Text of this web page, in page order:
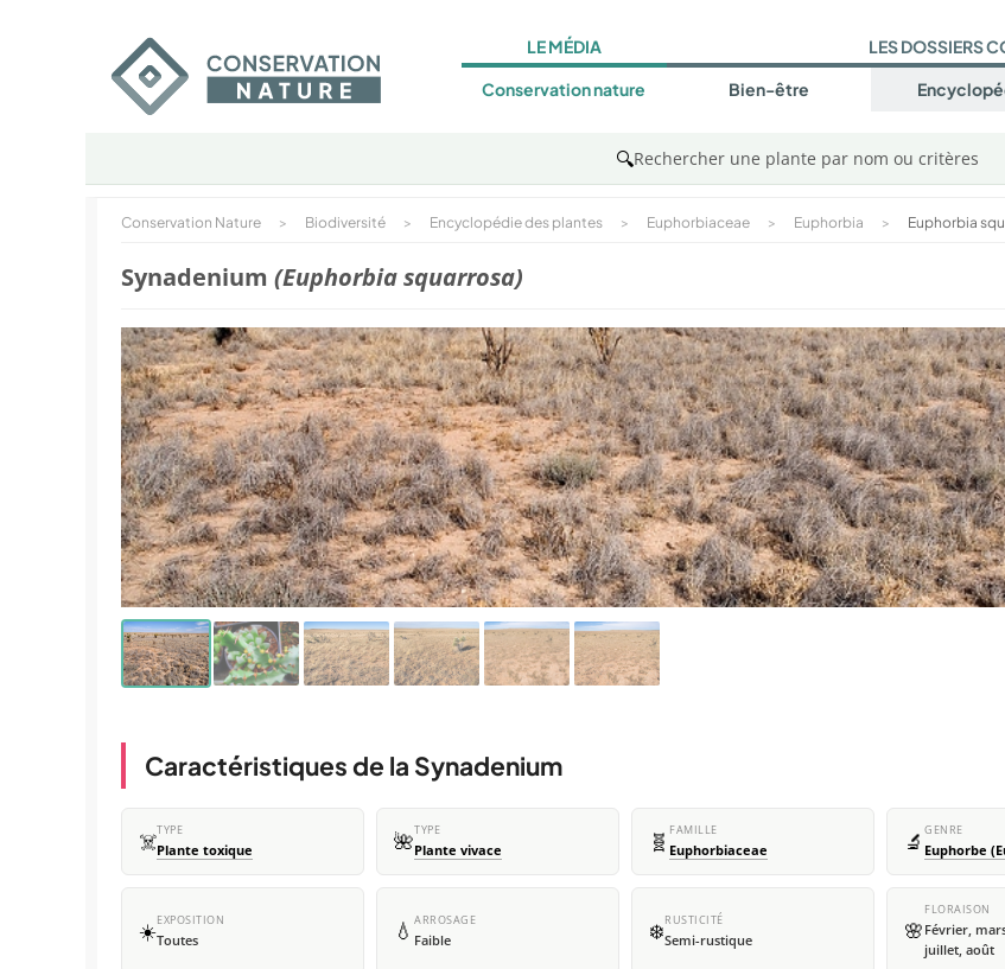
LE MÉDIA
Conservation nature
LES DOSSIERS
Bien-être
🔍Rechercher une plante par nom ou critères
Conservation Nature > Biodiversité > Encyclopédie des plantes > Euphorbiaceae > Euphorbia > Euphorbia
Synadenium (Euphorbia squarrosa)
Caractéristiques de la Synadenium
☠️TYPE
Plante toxique 🌺TYPE
Plante vivace 🧬 FAMILLE
Euphorbiaceae 🔬 GENRE
Euphorbe
☀️EXPOSITION
Toutes 💧 ARROSAGE
Faible ❄️RUSTICITÉ
Semi-rustique 🌸
FLORAISON
Février,
juillet, août